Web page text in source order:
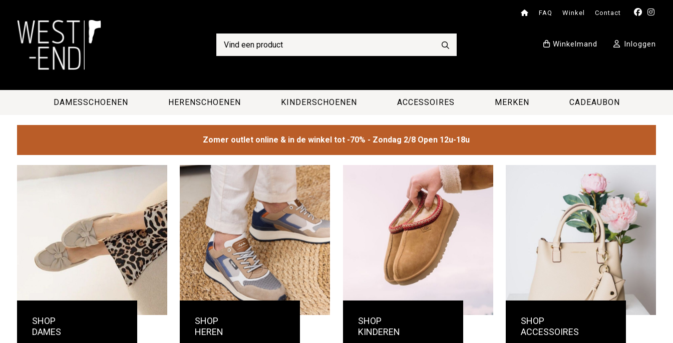
FAQ Winkel Contact
Inloggen
Winkelmand
DAMESSCHOENEN HERENSCHOENEN KINDERSCHOENEN ACCESSOIRES MERKEN CADEAUBON
Zomer outlet online & in de winkel tot -70% - Zondag 2/8 Open 12u-18u
SHOP
DAMES
SHOP
HEREN
SHOP
KINDEREN
SHOP
ACCESSOIRES